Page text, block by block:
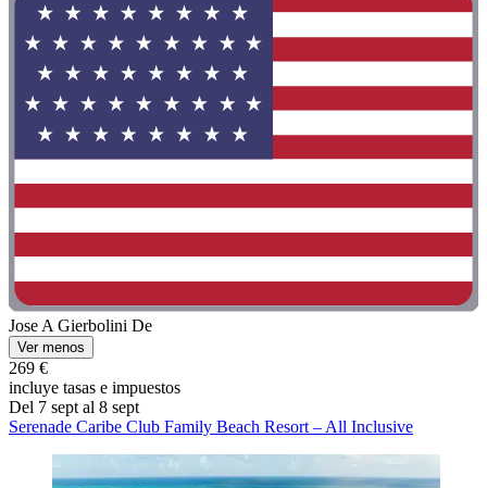
Jose A Gierbolini De
Ver menos
269 €
incluye tasas e impuestos
Del 7 sept al 8 sept
Serenade Caribe Club Family Beach Resort – All Inclusive